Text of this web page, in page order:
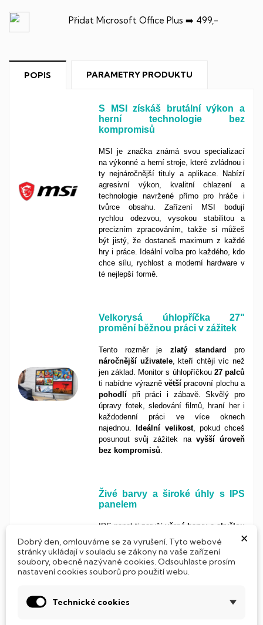
Přidat Microsoft Office Plus ➡️ 499,-
POPIS PARAMETRY PRODUKTU
S MSI získáš brutální výkon a
herní technologie bez
kompromisů
MSI je značka známá svou specializací
na výkonné a herní stroje, které zvládnou i
ty nejnáročnější tituly a aplikace. Nabízí
agresivní výkon, kvalitní chlazení a
technologie navržené přímo pro hráče i
tvůrce obsahu. Zařízení MSI bodují
rychlou odezvou, vysokou stabilitou a
precizním zpracováním, takže si můžeš
být jistý, že dostaneš maximum z každé
hry i práce. Ideální volba pro každého, kdo
chce sílu, rychlost a moderní hardware v
té nejlepší formě.
Velkorysá úhlopříčka 27"
promění běžnou práci v zážitek
Tento rozměr je zlatý standard pro
náročnější uživatele, kteří chtějí víc než
jen základ. Monitor s úhlopříčkou 27 palců
ti nabídne výrazně větší pracovní plochu a
pohodlí při práci i zábavě. Skvělý pro
úpravy fotek, sledování filmů, hraní her i
každodenní práci ve více oknech
najednou.Ideální velikost, pokud chceš
posunout svůj zážitek na vyšší úroveň
bez kompromisů
Živé barvy a široké úhly s IPS
panelem
IPS panel ti zaručívěrné barvy a skvělou
čitelnost z každého úhlu
. Ideální volba
pro každého, kdo to s obrazem myslí
vážně, ať už pracuješ s grafikou, hraješ
hry, nebo chceš jednoduše kvalitní obraz
nezklamou.
×
Dobrý den, omlouváme se za vyrušení. Tyto webové
stránky ukládají v souladu se zákony na vaše zařízení
soubory, obecně nazývané cookies. Odsouhlaste prosím
nastavení cookies souborů pro použití webu.
Technické cookies